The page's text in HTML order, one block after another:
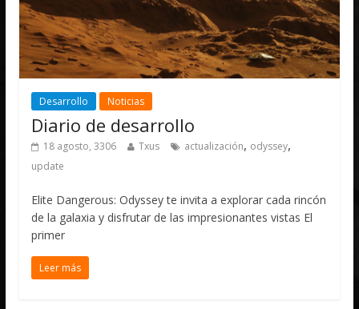
Desarrollo Noticias
Diario de desarrollo
18 agosto, 3306 Txus actualización, odyssey,
update
Elite Dangerous: Odyssey te invita a explorar cada rincón
de la galaxia y disfrutar de las impresionantes vistas El
primer
Leer más